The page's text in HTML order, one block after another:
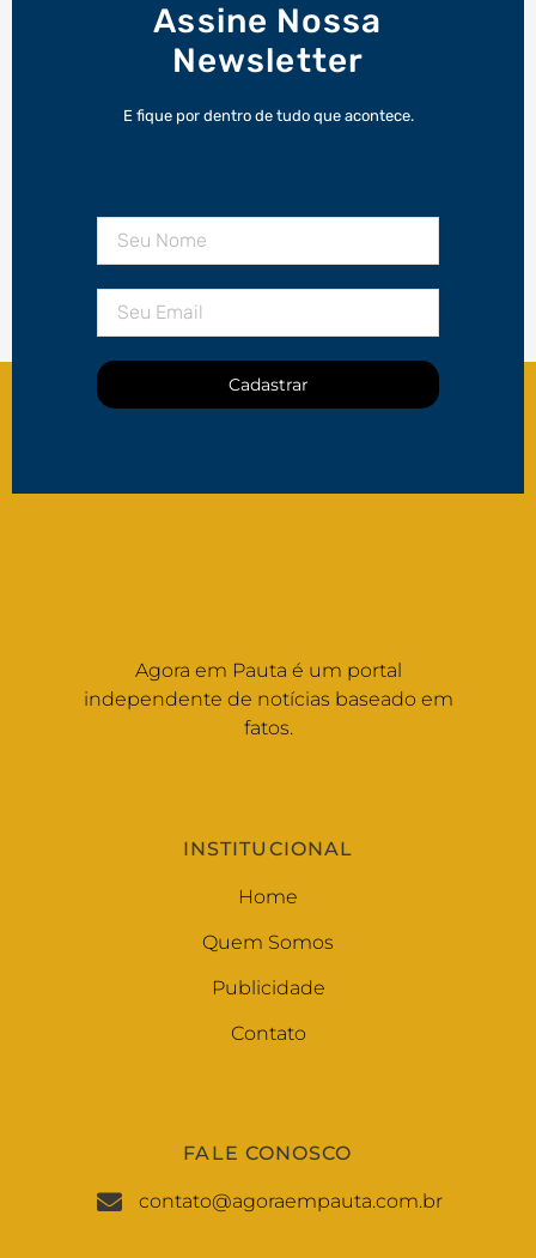
Assine Nossa
Newsletter
E fique por dentro de tudo que acontece.
Cadastrar
Agora em Pauta é um portal
independente de notícias baseado em
fatos.
INSTITUCIONAL
Home
Quem Somos
Publicidade
Contato
FALE CONOSCO
contato@agoraempauta.com.br